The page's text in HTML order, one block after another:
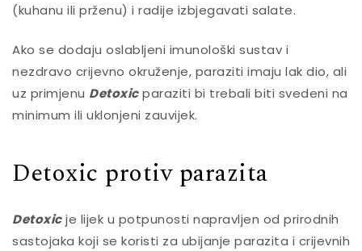
(kuhanu ili prženu) i radije izbjegavati salate.
Ako se dodaju oslabljeni imunološki sustav i
nezdravo crijevno okruženje, paraziti imaju lak dio, ali
uz primjenu Detoxicparaziti bi trebali biti svedeni na
minimum ili uklonjeni zauvijek.
Detoxic protiv parazita
Detoxicje lijek u potpunosti napravljen od prirodnih
sastojaka koji se koristi za ubijanje parazita i crijevnih